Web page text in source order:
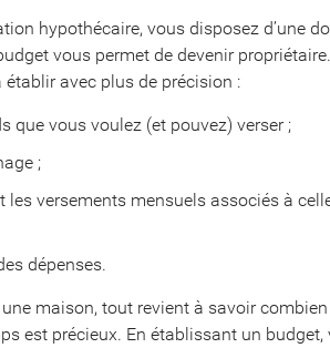
hypothécaire, vous disposez d’une
vous permet de devenir
avec plus de précision :
que vous voulez (et pouvez) verser ;
;
les versements mensuels associés à
dépenses.
maison, tout revient à savoir
est précieux. En établissant un